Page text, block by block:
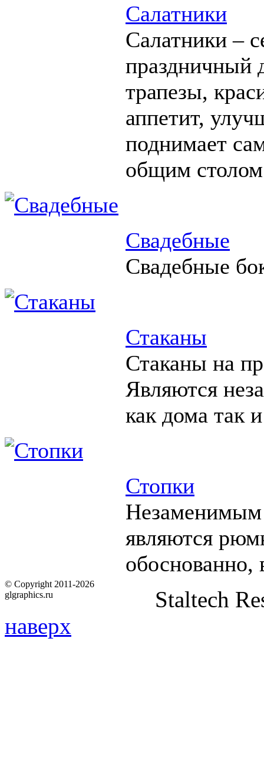
Салатники
Салатники –
праздничный
трапезы,
аппетит,
поднимает
общим
Свадебные
Свадебные
Стаканы
Стаканы на
Являются
как дома так
Стопки
Незаменимым
являются
обоснованно,
© Copyright 2011-2026
glgraphics.ru
Staltech
наверх